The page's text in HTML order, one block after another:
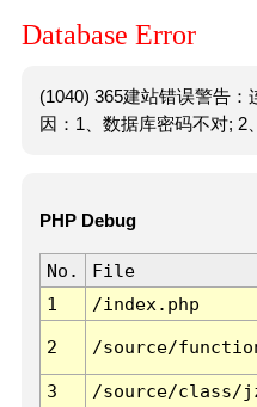
Database Error
(1040) 365建站错误警告
因：1、数据库密码不对; 2
PHP Debug
No. File
1
/index.php
2 /source/
3 /source/class/